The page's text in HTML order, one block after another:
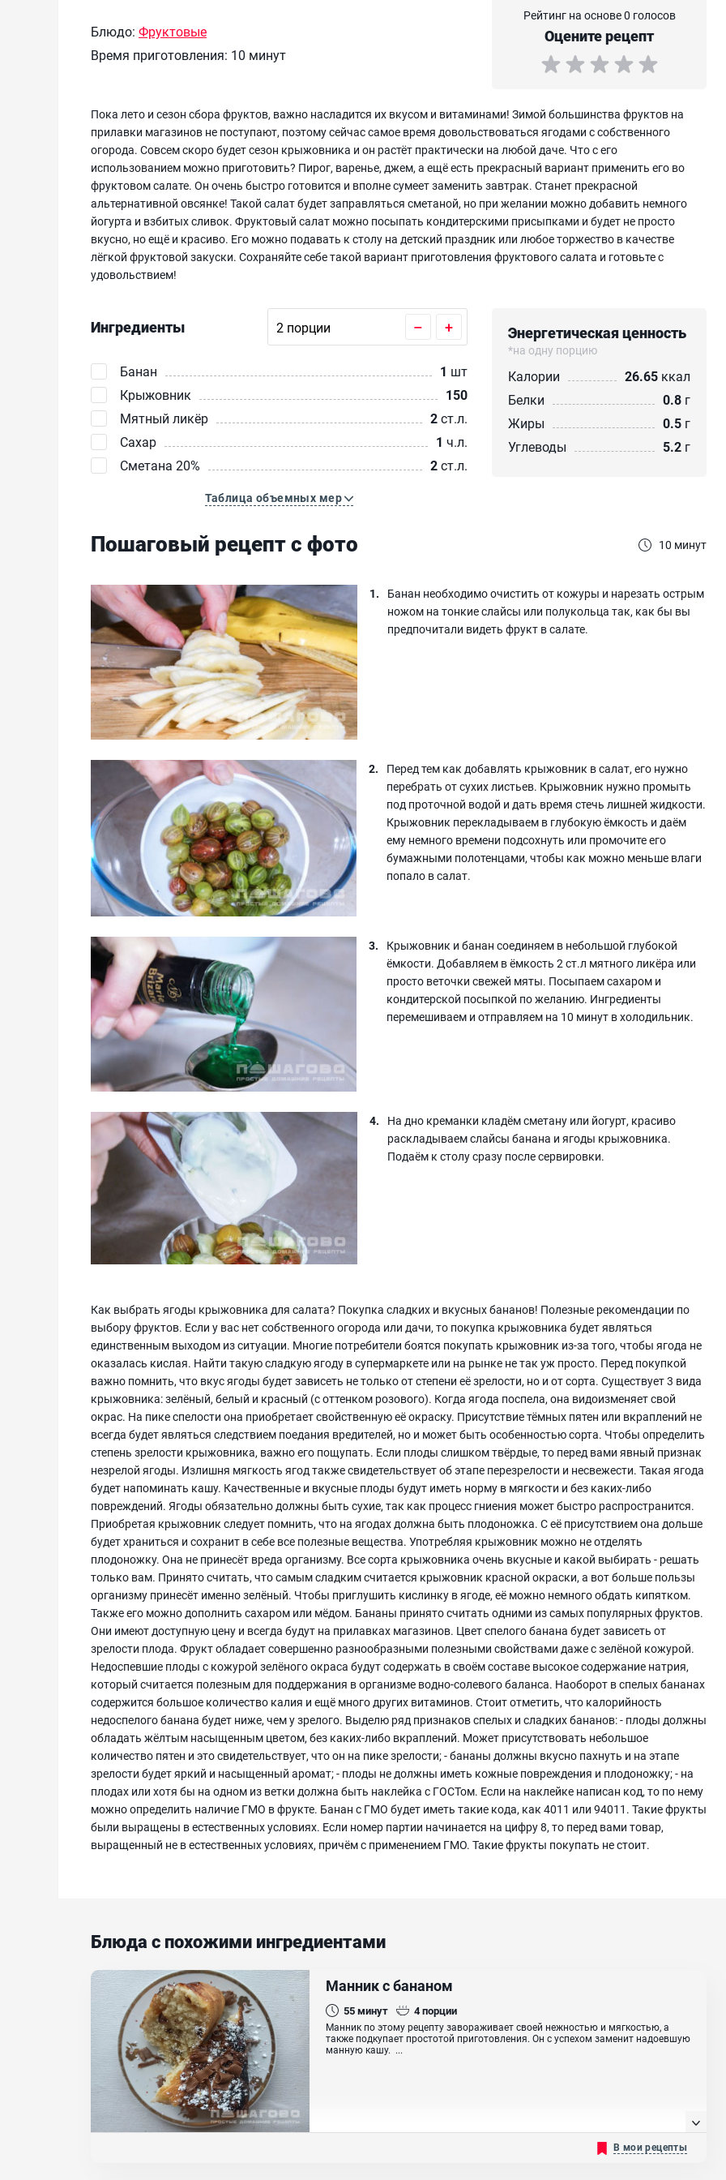
Блюдо: Фруктовые
Время приготовления: 10 минут
Рейтинг на основе 0 голосов
Оцените рецепт
Пока лето и сезон сбора фруктов, важно насладится их вкусом и витаминами! Зимой большинства фруктов на
прилавки магазинов не поступают, поэтому сейчас самое время довольствоваться ягодами с собственного
огорода. Совсем скоро будет сезон крыжовника и он растёт практически на любой даче. Что с его
использованием можно приготовить? Пирог, варенье, джем, а ещё есть прекрасный вариант применить его во
фруктовом салате. Он очень быстро готовится и вполне сумеет заменить завтрак. Станет прекрасной
альтернативной овсянке! Такой салат будет заправляться сметаной, но при желании можно добавить немного
йогурта и взбитых сливок. Фруктовый салат можно посыпать кондитерскими присыпками и будет не просто
вкусно, но ещё и красиво. Его можно подавать к столу на детский праздник или любое торжество в качестве
лёгкой фруктовой закуски. Сохраняйте себе такой вариант приготовления фруктового салата и готовьте с
удовольствием!
Ингредиенты – +
Банан 1 шт
Крыжовник
150
Мятный ликёр
2ст.л.
Сахар
1 ч.л.
Сметана 20%
2ст.л.
Таблица объемных мер
Энергетическая ценность
*на одну порцию
Калории 26.65 ккал
Белки
0.8 г
Жиры
0.5 г
Углеводы
5.2 г
Пошаговый рецепт с фото 10 минут
Банан необходимо очистить от кожуры и нарезать острым
ножом на тонкие слайсы или полукольца так, как бы вы
предпочитали видеть фрукт в салате.
Перед тем как добавлять крыжовник в салат, его нужно
перебрать от сухих листьев. Крыжовник нужно промыть
под проточной водой и дать время стечь лишней жидкости.
Крыжовник перекладываем в глубокую ёмкость и даём
ему немного времени подсохнуть или промочите его
бумажными полотенцами, чтобы как можно меньше влаги
попало в салат.
Крыжовник и банан соединяем в небольшой глубокой
ёмкости. Добавляем в ёмкость 2 ст.л мятного ликёра или
просто веточки свежей мяты. Посыпаем сахаром и
кондитерской посыпкой по желанию. Ингредиенты
перемешиваем и отправляем на 10 минут в холодильник.
На дно креманки кладём сметану или йогурт, красиво
раскладываем слайсы банана и ягоды крыжовника.
Подаём к столу сразу после сервировки.
Как выбрать ягоды крыжовника для салата? Покупка сладких и вкусных бананов! Полезные рекомендации по
выбору фруктов. Если у вас нет собственного огорода или дачи, то покупка крыжовника будет являться
единственным выходом из ситуации. Многие потребители боятся покупать крыжовник из-за того, чтобы ягода не
оказалась кислая. Найти такую сладкую ягоду в супермаркете или на рынке не так уж просто. Перед покупкой
важно помнить, что вкус ягоды будет зависеть не только от степени её зрелости, но и от сорта. Существует 3 вида
крыжовника: зелёный, белый и красный (с оттенком розового). Когда ягода поспела, она видоизменяет свой
окрас. На пике спелости она приобретает свойственную её окраску. Присутствие тёмных пятен или вкраплений не
всегда будет являться следствием поедания вредителей, но и может быть особенностью сорта. Чтобы определить
степень зрелости крыжовника, важно его пощупать. Если плоды слишком твёрдые, то перед вами явный признак
незрелой ягоды. Излишня мягкость ягод также свидетельствует об этапе перезрелости и несвежести. Такая ягода
будет напоминать кашу. Качественные и вкусные плоды будут иметь норму в мягкости и без каких-либо
повреждений. Ягоды обязательно должны быть сухие, так как процесс гниения может быстро распространится.
Приобретая крыжовник следует помнить, что на ягодах должна быть плодоножка. С её присутствием она дольше
будет храниться и сохранит в себе все полезные вещества. Употребляя крыжовник можно не отделять
плодоножку. Она не принесёт вреда организму. Все сорта крыжовника очень вкусные и какой выбирать - решать
только вам. Принято считать, что самым сладким считается крыжовник красной окраски, а вот больше пользы
организму принесёт именно зелёный. Чтобы приглушить кислинку в ягоде, её можно немного обдать кипятком.
Также его можно дополнить сахаром или мёдом. Бананы принято считать одними из самых популярных фруктов.
Они имеют доступную цену и всегда будут на прилавках магазинов. Цвет спелого банана будет зависеть от
зрелости плода. Фрукт обладает совершенно разнообразными полезными свойствами даже с зелёной кожурой.
Недоспевшие плоды с кожурой зелёного окраса будут содержать в своём составе высокое содержание натрия,
который считается полезным для поддержания в организме водно-солевого баланса. Наоборот в спелых бананах
содержится большое количество калия и ещё много других витаминов. Стоит отметить, что калорийность
недоспелого банана будет ниже, чем у зрелого. Выделю ряд признаков спелых и сладких бананов: - плоды должны
обладать жёлтым насыщенным цветом, без каких-либо вкраплений. Может присутствовать небольшое
количество пятен и это свидетельствует, что он на пике зрелости; - бананы должны вкусно пахнуть и на этапе
зрелости будет яркий и насыщенный аромат; - плоды не должны иметь кожные повреждения и плодоножку; - на
плодах или хотя бы на одном из ветки должна быть наклейка с ГОСТом. Если на наклейке написан код, то по нему
можно определить наличие ГМО в фрукте. Банан с ГМО будет иметь такие кода, как 4011 или 94011. Такие фрукты
были выращены в естественных условиях. Если номер партии начинается на цифру 8, то перед вами товар,
выращенный не в естественных условиях, причём с применением ГМО. Такие фрукты покупать не стоит.
Блюда с похожими ингредиентами
Манник с бананом
55минут 4порции
Манник по этому рецепту завораживает своей нежностью и мягкостью, а
также подкупает простотой приготовления. Он с успехом заменит надоевшую
манную кашу. ...
В мои рецепты